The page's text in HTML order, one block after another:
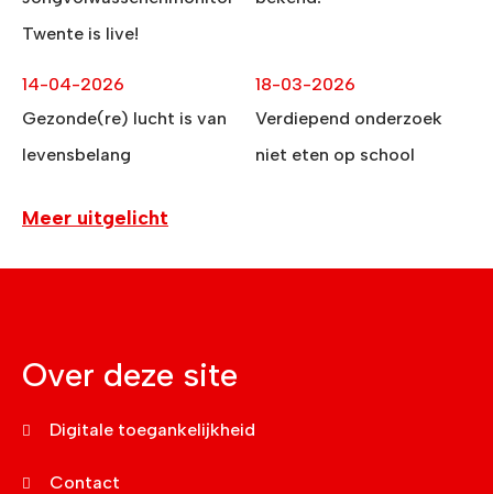
Twente is live!
Gezonde(re) lucht is van
levensbelang
14-04-2026
Verdiepend onderzoek
niet eten op school
18-03-2026
Meer uitgelicht
Over deze site
Digitale toegankelijkheid
Contact